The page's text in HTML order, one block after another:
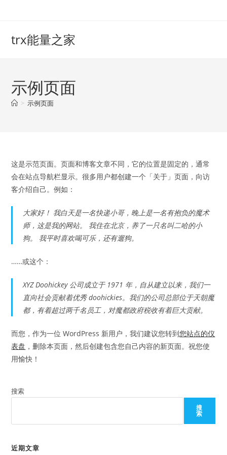
trx能量之家
示例页面
> 示例页面
这是示范页面。页面和博客文章不同，它的位置是固定的，通常
会在站点导航栏显示。很多用户都创建一个「关于」页面，向访
客介绍自己。例如：
大家好！ 我白天是一名快递小哥，晚上是一名有抱负的魔术
师，这是我的网站。 我住在北京，养了一只名叫二哈的小
狗。 我平时喜欢喝可乐，还有遛狗。
……或这个：
XYZ Doohickey 公司成立于 1971 年，自从建立以来，我们一
直向社会贡献着优秀 doohickies。我们的公司总部位于天朝魔
都，有着超过两千名员工，对魔都政府税收有着巨大贡献。
而您，作为一位 WordPress 新用户，我们建议您转到您站点的仪
表盘 ，删除本页面，然后创建包含您自己内容的新页面。祝您使
用愉快！
搜索
搜
索
近期文章